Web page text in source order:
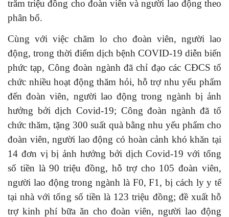
trăm triệu đồng cho đoàn viên và người lao động theo
phân bổ.
Cùng với việc chăm lo cho đoàn viên, người lao
động, trong thời điểm dịch bệnh COVID-19 diễn biến
phức tạp, Công đoàn ngành đã chỉ đạo các CĐCS tổ
chức nhiều hoạt động thăm hỏi, hỗ trợ nhu yếu phẩm
đến đoàn viên, người lao động trong ngành bị ảnh
hưởng bởi dịch Covid-19; Công đoàn ngành đã tổ
chức thăm, tặng 300 suất quà bằng nhu yếu phẩm cho
đoàn viên, người lao động có hoàn cảnh khó khăn tại
14 đơn vị bị ảnh hưởng bởi dịch Covid-19 với tổng
số tiền là 90 triệu đồng, hỗ trợ cho 105 đoàn viên,
người lao động trong ngành là F0, F1, bị cách ly y tế
tại nhà với tổng số tiền là 123 triệu đồng; đề xuất hỗ
trợ kinh phí bữa ăn cho đoàn viên, người lao động